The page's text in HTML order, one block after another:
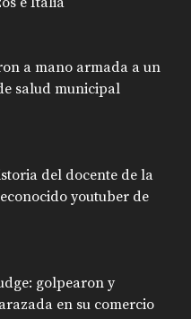
a mano armada a un
salud municipal
del docente de la
youtuber de
golpearon y
en su comercio